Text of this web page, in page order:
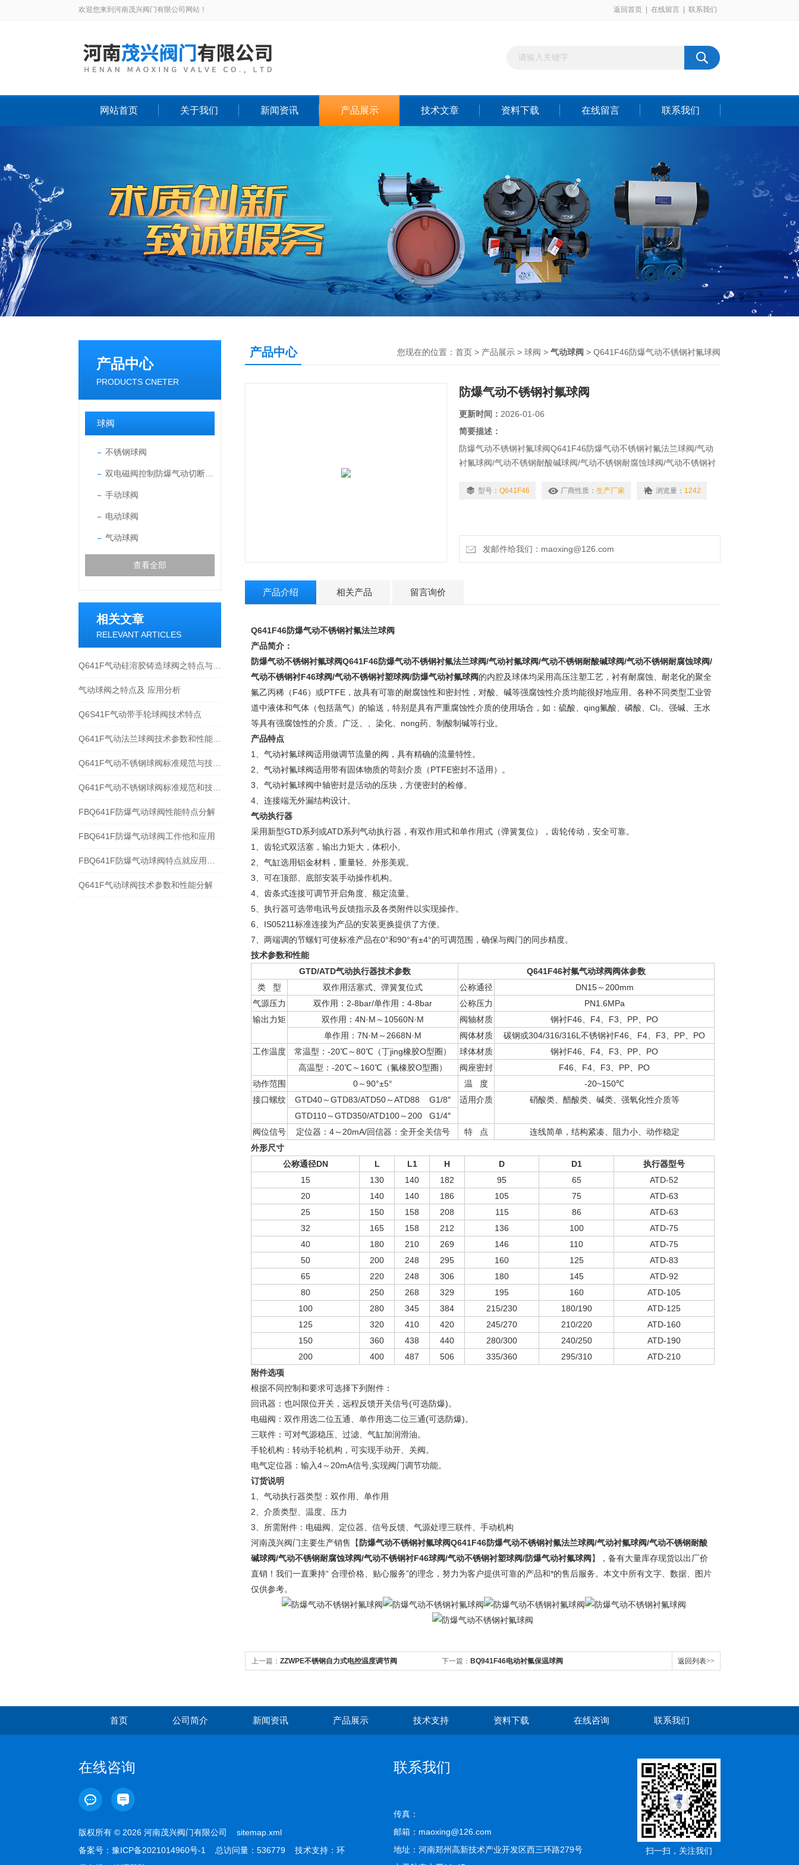
欢迎您来到河南茂兴阀门有限公司网站！ 返回首页 在线留言 联系我们
网站首页 关于我们 新闻资讯 产品展示 技术文章 资料下载 在线留言 联系我们
产品中心
PRODUCTS CNETER
球阀
不锈钢球阀
手动球阀
电动球阀
气动球阀
查看全部
相关文章
RELEVANT ARTICLES
气动球阀之特点及 应用分析
Q6S41F气动带手轮球阀技术特点
FBQ641F防爆气动球阀性能特点分解
FBQ641F防爆气动球阀工作他和应用
Q641F气动球阀技术参数和性能分解
产品中心 您现在的位置： 首页 > 产品展示 > 球阀 > 气动球阀 > Q641F46防爆气动不锈钢衬氟球阀
防爆气动不锈钢衬氟球阀
更新时间： 2026-01-06
简要描述：
防爆气动不锈钢衬氟球阀Q641F46防爆气动不锈钢衬氟法兰球阀/气动
衬氟球阀/气动不锈钢耐酸碱球阀/气动不锈钢耐腐蚀球阀/气动不锈钢衬
全氟乙丙稀（F46）或PTFE，故具有可靠的耐腐蚀性和密封性，对酸、
型号： Q641F46 厂商性质： 生产厂家 浏览量： 1242
发邮件给我们：maoxing@126.com
产品介绍 相关产品 留言询价
Q641F46防爆气动不锈钢衬氟法兰球阀
产品简介：
防爆气动不锈钢衬氟球阀Q641F46防爆气动不锈钢衬氟法兰球阀/气动衬氟球阀/气动不锈钢耐酸碱球阀/气动不锈钢耐腐蚀球阀/
气动不锈钢衬F46球阀/气动不锈钢衬塑球阀/防爆气动衬氟球阀的内腔及球体均采用高压注塑工艺，衬有耐腐蚀、耐老化的聚全
氟乙丙稀（F46）或PTFE，故具有可靠的耐腐蚀性和密封性，对酸、碱等强腐蚀性介质均能很好地应用。各种不同类型工业管
道中液体和气体（包括蒸气）的输送，特别是具有严重腐蚀性介质的使用场合，如：硫酸、qing氟酸、磷酸、Cl₂、强碱、王水
等具有强腐蚀性的介质。广泛、、染化、nong药、制酸制碱等行业。
产品特点
1、气动衬氟球阀适用做调节流量的阀，具有精确的流量特性。
2、气动衬氟球阀适用带有固体物质的苛刻介质（PTFE密封不适用）。
3、气动衬氟球阀中轴密封是活动的压块，方便密封的检修。
4、连接端无外漏结构设计。
气动执行器
采用新型GTD系列或ATD系列气动执行器，有双作用式和单作用式（弹簧复位），齿轮传动，安全可靠。
1、齿轮式双活塞，输出力矩大，体积小。
2、气缸选用铝金材料，重量轻、外形美观。
3、可在顶部、底部安装手动操作机构。
4、齿条式连接可调节开启角度、额定流量。
5、执行器可选带电讯号反馈指示及各类附件以实现操作。
6、IS05211标准连接为产品的安装更换提供了方便。
7、两端调的节螺钉可使标准产品在0°和90°有±4°的可调范围，确保与阀门的同步精度。
技术参数和性能
GTD/ATD气动执行器技术参数 Q641F46衬氟气动球阀阀体参数
类 型
双作用活塞式、弹簧复位式 公称通径
DN15～200mm
气源压力
双作用：2-8bar/单作用：4-8bar 公称压力
PN1.6MPa
输出力矩
双作用：4N·M～10560N·M 阀轴材质
钢衬F46、F4、F3、PP、PO
单作用：7N·M～2668N·M
阀体材质
碳钢或304/316/316L不锈钢衬F46、F4、F3、PP、PO
工作温度
常温型：-20℃～80℃（丁jing橡胶O型圈） 球体材质
钢衬F46、F4、F3、PP、PO
高温型：-20℃～160℃（氟橡胶O型圈）
阀座密封
F46、F4、F3、PP、PO
动作范围
0～90°±5° 温 度
-20~150℃
接口螺纹
GTD40～GTD83/ATD50～ATD88 G1/8″ 适用介质
硝酸类、醋酸类、碱类、强氧化性介质等
GTD110～GTD350/ATD100～200 G1/4″
阀位信号
定位器：4～20mA/回信器：全开全关信号 特 点
连线简单，结构紧凑、阻力小、动作稳定
外形尺寸
公称通径DN L L1 H D D1
执行器型号
15
130 140 182 95 65
ATD-52
20
140 140 186 105 75
ATD-63
25
150 158 208 115 86
ATD-63
32
165 158 212 136 100
ATD-75
40
180 210 269 146 110
ATD-75
50
200 248 295 160 125
ATD-83
65
220 248 306 180 145
ATD-92
80
250 268 329 195 160
ATD-105
100
280 345 384 215/230 180/190
ATD-125
125
320 410 420 245/270 210/220
ATD-160
150
360 438 440 280/300 240/250
ATD-190
200
400 487 506 335/360 295/310
ATD-210
附件选项
根据不同控制和要求可选择下列附件：
回讯器：也叫限位开关，远程反馈开关信号(可选防爆)。
电磁阀：双作用选二位五通、单作用选二位三通(可选防爆)。
三联件：可对气源稳压、过滤、气缸加润滑油。
手轮机构：转动手轮机构，可实现手动开、关阀。
电气定位器：输入4～20mA信号,实现阀门调节功能。
订货说明
1、气动执行器类型：双作用、单作用
2、介质类型、温度、压力
3、所需附件：电磁阀、定位器、信号反馈、气源处理三联件、手动机构
河南茂兴阀门主要生产销售【 防爆气动不锈钢衬氟球阀Q641F46防爆气动不锈钢衬氟法兰球阀/气动衬氟球阀/气动不锈钢耐酸
碱球阀/气动不锈钢耐腐蚀球阀/气动不锈钢衬F46球阀/气动不锈钢衬塑球阀/防爆气动衬氟球阀 】，备有大量库存现货以出厂价
直销！我们一直秉持“ 合理价格、贴心服务”的理念，努力为客户提供可靠的产品和*的售后服务。本文中所有文字、数据、图片
仅供参考。
上一篇： ZZWPE不锈钢自力式电控温度调节阀 下一篇： BQ941F46电动衬氟保温球阀 返回列表>>
首页 公司简介 新闻资讯 产品展示 技术支持 资料下载 在线咨询 联系我们
在线咨询
版权所有 © 2026 河南茂兴阀门有限公司 sitemap.xml
备案号： 豫ICP备2021014960号-1 总访问量：536779 技术支持： 环
联系我们
传真：
邮箱：maoxing@126.com
地址：河南郑州高新技术产业开发区西三环路279号
扫一扫，关注我们